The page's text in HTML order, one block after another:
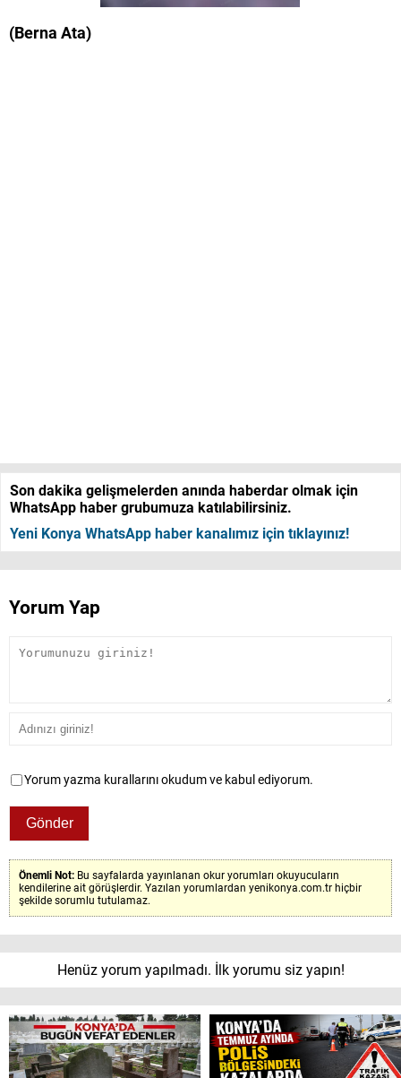
(Berna Ata)
Son dakika gelişmelerden anında haberdar olmak için
WhatsApp haber grubumuza katılabilirsiniz.
Yeni Konya WhatsApp haber kanalımız için tıklayınız!
Yorum Yap
Yorum yazma kurallarını okudum ve kabul ediyorum.
Önemli Not: Bu sayfalarda yayınlanan okur yorumları okuyucuların
kendilerine ait görüşlerdir. Yazılan yorumlardan yenikonya.com.tr hiçbir
şekilde sorumlu tutulamaz.
Henüz yorum yapılmadı. İlk yorumu siz yapın!